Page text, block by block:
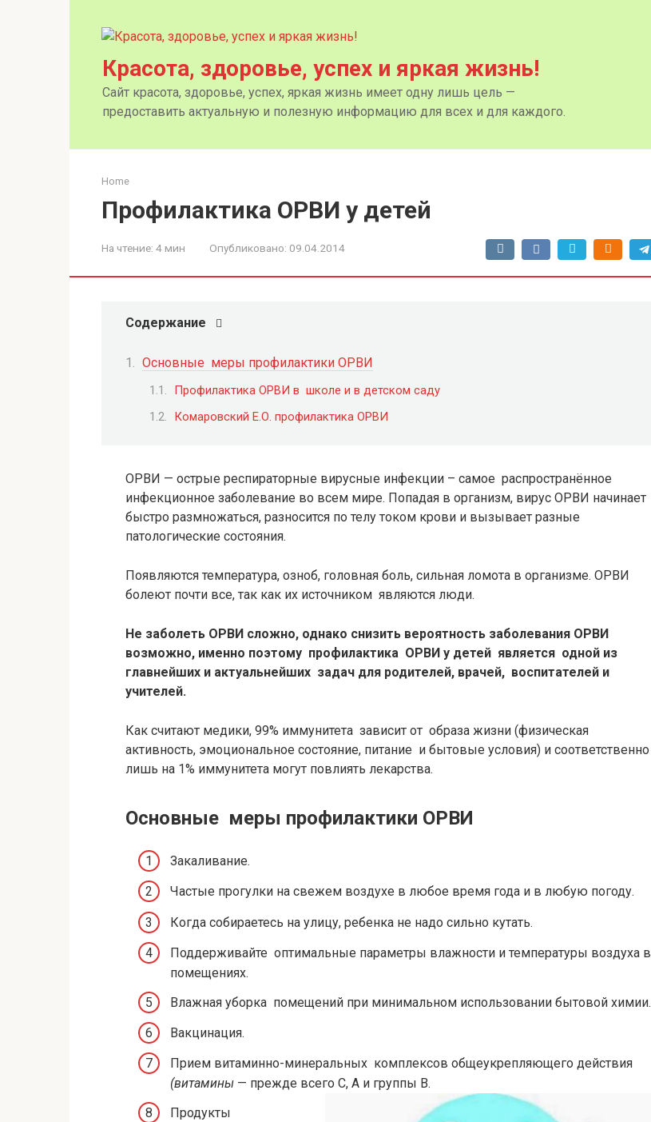
Красота, здоровье, успех и яркая жизнь!
Сайт красота, здоровье, успех, яркая жизнь имеет одну лишь цель —
предоставить актуальную и полезную информацию для всех и для каждого.
Home
Профилактика ОРВИ у детей
На чтение: 4 мин Опубликовано: 09.04.2014
Содержание
Основные меры профилактики ОРВИ
Профилактика ОРВИ в школе и в детском саду
Комаровский Е.О. профилактика ОРВИ
ОРВИ — острые респираторные вирусные инфекции – самое распространённое
инфекционное заболевание во всем мире. Попадая в организм, вирус ОРВИ начинает
быстро размножаться, разносится по телу током крови и вызывает разные
патологические состояния.
Появляются температура, озноб, головная боль, сильная ломота в организме. ОРВИ
болеют почти все, так как их источником являются люди.
Не заболеть ОРВИ сложно, однако снизить вероятность заболевания ОРВИ
возможно, именно поэтому профилактика ОРВИ у детей является одной из
главнейших и актуальнейших задач для родителей, врачей, воспитателей и
учителей.
Как считают медики, 99% иммунитета зависит от образа жизни (физическая
активность, эмоциональное состояние, питание и бытовые условия) и соответственно
лишь на 1% иммунитета могут повлиять лекарства.
Основные меры профилактики ОРВИ
Закаливание.
Частые прогулки на свежем воздухе в любое время года и в любую погоду.
Когда собираетесь на улицу, ребенка не надо сильно кутать.
Поддерживайте оптимальные параметры влажности и температуры воздуха в
помещениях.
Влажная уборка помещений при минимальном использовании бытовой химии.
Вакцинация.
Прием витаминно-минеральных комплексов общеукрепляющего действия
(витамины — прежде всего С, А и группы В.
Продукты